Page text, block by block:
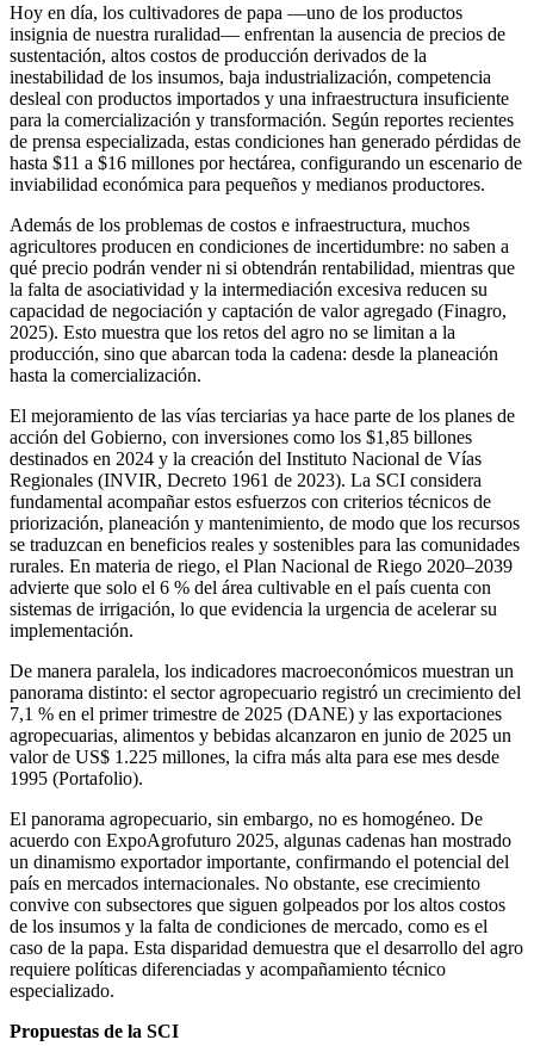
Hoy en día, los cultivadores de papa —uno de los productos
insignia de nuestra ruralidad— enfrentan la ausencia de precios de
sustentación, altos costos de producción derivados de la
inestabilidad de los insumos, baja industrialización, competencia
desleal con productos importados y una infraestructura insuficiente
para la comercialización y transformación. Según reportes recientes
de prensa especializada, estas condiciones han generado pérdidas de
hasta $11 a $16 millones por hectárea, configurando un escenario de
inviabilidad económica para pequeños y medianos productores.
Además de los problemas de costos e infraestructura, muchos
agricultores producen en condiciones de incertidumbre: no saben a
qué precio podrán vender ni si obtendrán rentabilidad, mientras que
la falta de asociatividad y la intermediación excesiva reducen su
capacidad de negociación y captación de valor agregado (Finagro,
2025). Esto muestra que los retos del agro no se limitan a la
producción, sino que abarcan toda la cadena: desde la planeación
hasta la comercialización.
El mejoramiento de las vías terciarias ya hace parte de los planes de
acción del Gobierno, con inversiones como los $1,85 billones
destinados en 2024 y la creación del Instituto Nacional de Vías
Regionales (INVIR, Decreto 1961 de 2023). La SCI considera
fundamental acompañar estos esfuerzos con criterios técnicos de
priorización, planeación y mantenimiento, de modo que los recursos
se traduzcan en beneficios reales y sostenibles para las comunidades
rurales. En materia de riego, el Plan Nacional de Riego 2020–2039
advierte que solo el 6 % del área cultivable en el país cuenta con
sistemas de irrigación, lo que evidencia la urgencia de acelerar su
implementación.
De manera paralela, los indicadores macroeconómicos muestran un
panorama distinto: el sector agropecuario registró un crecimiento del
7,1 % en el primer trimestre de 2025 (DANE) y las exportaciones
agropecuarias, alimentos y bebidas alcanzaron en junio de 2025 un
valor de US$ 1.225 millones, la cifra más alta para ese mes desde
1995 (Portafolio).
El panorama agropecuario, sin embargo, no es homogéneo. De
acuerdo con ExpoAgrofuturo 2025, algunas cadenas han mostrado
un dinamismo exportador importante, confirmando el potencial del
país en mercados internacionales. No obstante, ese crecimiento
convive con subsectores que siguen golpeados por los altos costos
de los insumos y la falta de condiciones de mercado, como es el
caso de la papa. Esta disparidad demuestra que el desarrollo del agro
requiere políticas diferenciadas y acompañamiento técnico
especializado.
Propuestas de la SCI